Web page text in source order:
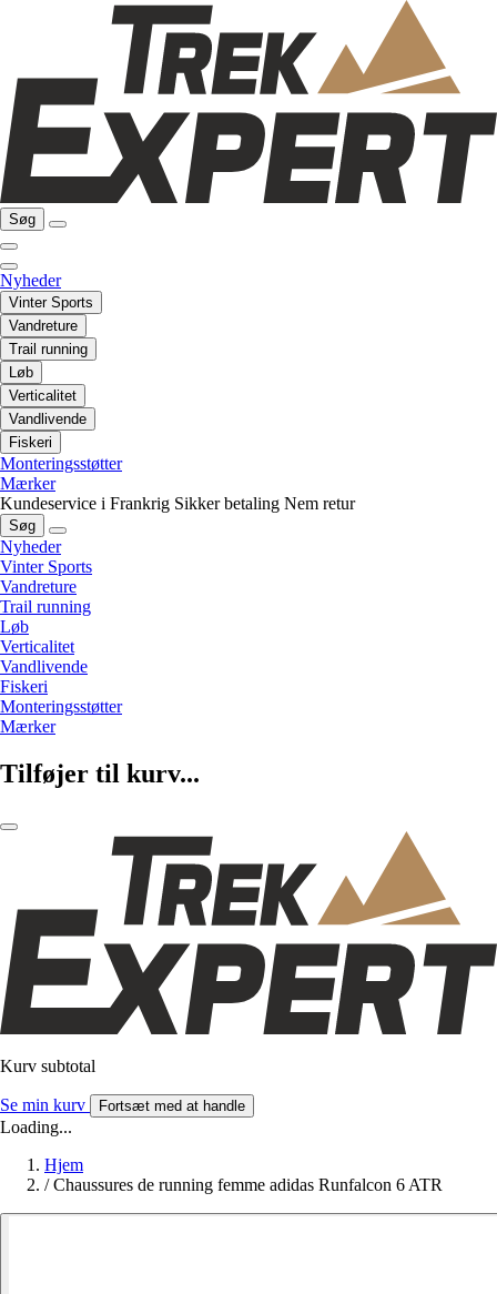
Søg
Nyheder
Vinter Sports
Vandreture
Trail running
Løb
Verticalitet
Vandlivende
Fiskeri
Monteringsstøtter
Mærker
Kundeservice i Frankrig Sikker betaling Nem retur
Søg
Nyheder
Vinter Sports
Vandreture
Trail running
Løb
Verticalitet
Vandlivende
Fiskeri
Monteringsstøtter
Mærker
Tilføjer til kurv...
Kurv subtotal
Se min kurv Fortsæt med at handle
Loading...
Hjem
/ Chaussures de running femme adidas Runfalcon 6 ATR